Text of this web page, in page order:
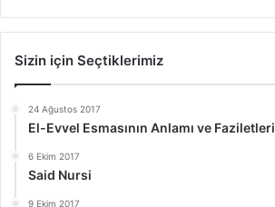
Sizin için Seçtiklerimiz
24 Ağustos 2017
El-Evvel Esmasının Anlamı ve Faziletleri
6 Ekim 2017
Said Nursi
9 Ekim 2017